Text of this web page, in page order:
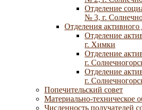
Отделение
№ 3, г.
Отделения активного
Отделение
г. Химки
Отделение
г.
Отделение
г.
Попечительский совет
Материально-техническое
Численность получателей